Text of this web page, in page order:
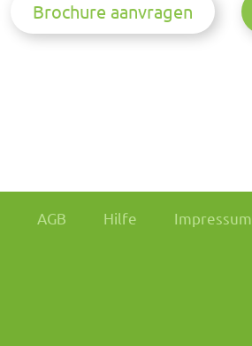
Brochure aanvragen
AGB Hilfe Impressum